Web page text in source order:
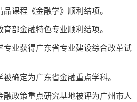
品课程《金融学》顺利结项。
育部金融特色专业顺利结项。
专业获得广东省专业建设综合改革试
被确定为广东省金融重点学科。
融政策重点研究基地被评为广州市人